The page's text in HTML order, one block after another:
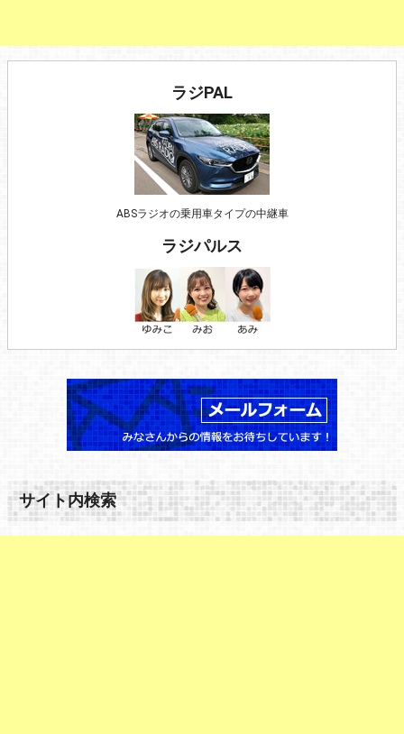
ラジPAL
ABSラジオの乗用車タイプの中継車
ラジパルス
サイト内検索